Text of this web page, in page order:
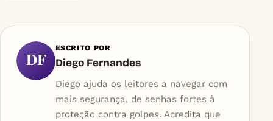
DF
ESCRITO POR
Diego Fernandes
Diego ajuda os leitores a navegar com
mais segurança, de senhas fortes à
proteção contra golpes. Acredita que